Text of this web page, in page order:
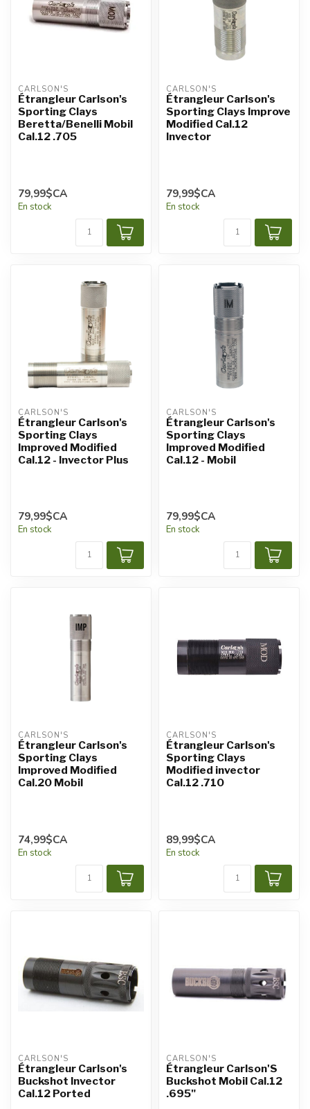
CARLSON'S
Étrangleur Carlson's
Sporting Clays
Beretta/Benelli Mobil
Cal.12 .705
79,99$CA
En stock
CARLSON'S
Étrangleur Carlson's
Sporting Clays Improve
Modified Cal.12
Invector
79,99$CA
En stock
CARLSON'S
Étrangleur Carlson's
Sporting Clays
Improved Modified
Cal.12 - Invector Plus
79,99$CA
En stock
CARLSON'S
Étrangleur Carlson's
Sporting Clays
Improved Modified
Cal.12 - Mobil
79,99$CA
En stock
CARLSON'S
Étrangleur Carlson's
Sporting Clays
Improved Modified
Cal.20 Mobil
74,99$CA
En stock
CARLSON'S
Étrangleur Carlson's
Sporting Clays
Modified invector
Cal.12 .710
89,99$CA
En stock
CARLSON'S
Étrangleur Carlson's
Buckshot Invector
Cal.12 Ported
CARLSON'S
Étrangleur Carlson'S
Buckshot Mobil Cal.12
.695"